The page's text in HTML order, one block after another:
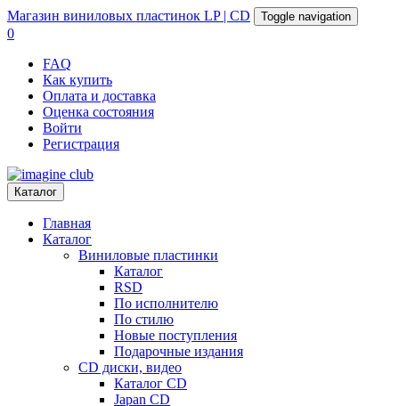
Магазин виниловых пластинок LP | CD Toggle navigation
0
FAQ
Как купить
Оплата и доставка
Оценка состояния
Войти
Регистрация
Каталог
Главная
Каталог
Виниловые пластинки
Каталог
RSD
По исполнителю
По стилю
Новые поступления
Подарочные издания
CD диски, видео
Каталог CD
Japan CD